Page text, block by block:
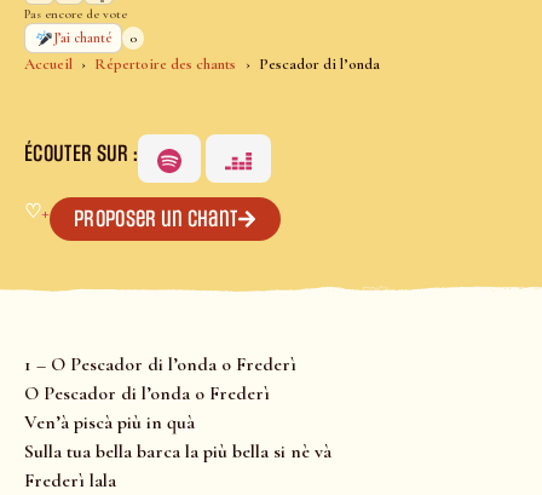
Accueil Répertoire des chants Pescador di l’onda
Pas encore de vote
J’ai chanté
0
ÉCOUTER SUR :
♡+ Proposer un chant
1 – O Pescador di l’onda o Frederì
O Pescador di l’onda o Frederì
Ven’à piscà più in quà
Sulla tua bella barca la più bella si nè và
Frederì lala